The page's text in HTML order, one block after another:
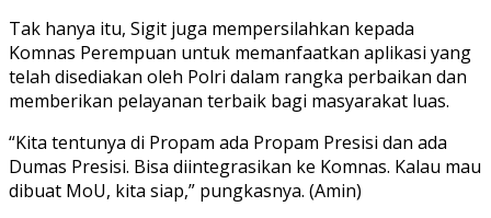
Tak hanya itu, Sigit juga mempersilahkan kepada
Komnas Perempuan untuk memanfaatkan aplikasi yang
telah disediakan oleh Polri dalam rangka perbaikan dan
memberikan pelayanan terbaik bagi masyarakat luas.
“Kita tentunya di Propam ada Propam Presisi dan ada
Dumas Presisi. Bisa diintegrasikan ke Komnas. Kalau mau
dibuat MoU, kita siap,” pungkasnya. (Amin)